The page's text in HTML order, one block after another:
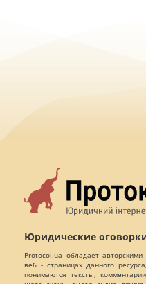
Юридические
Protocol.ua обладает
веб - страницах данного
понимаются тексты,